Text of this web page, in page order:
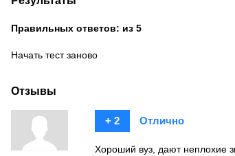
Правильных ответов: из 5
Начать тест заново
Отзывы
+ 2 Отлично
Хороший вуз, дают неплохие